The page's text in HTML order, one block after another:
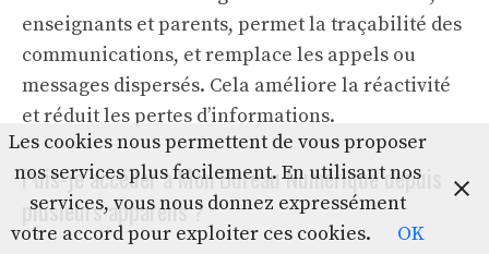
enseignants et parents, permet la traçabilité des
communications, et remplace les appels ou
messages dispersés. Cela améliore la réactivité
et réduit les pertes d’informations.
Puis-je accéder à Mon Bureau Numérique depuis
plusieurs appareils ?
Les cookies nous permettent de vous proposer
nos services plus facilement. En utilisant nos
services, vous nous donnez expressément
votre accord pour exploiter ces cookies.
OK